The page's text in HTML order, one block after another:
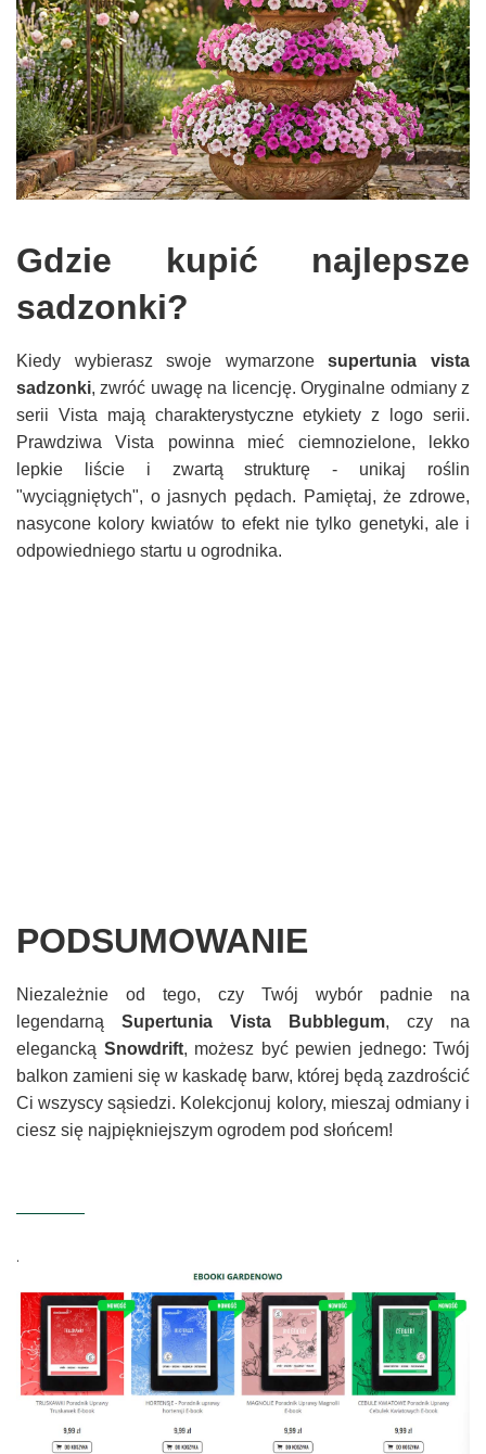
Gdzie kupić najlepsze
sadzonki?
Kiedy wybierasz swoje wymarzonesupertunia vista
sadzonki, zwróć uwagę na licencję. Oryginalne odmiany z
serii Vista mają charakterystyczne etykiety z logo serii.
Prawdziwa Vista powinna mieć ciemnozielone, lekko
lepkie liście i zwartą strukturę - unikaj roślin
"wyciągniętych", o jasnych pędach. Pamiętaj, że zdrowe,
nasycone kolory kwiatów to efekt nie tylko genetyki, ale i
odpowiedniego startu u ogrodnika.
PODSUMOWANIE
Niezależnie od tego, czy Twój wybór padnie na
legendarną Supertunia Vista Bubblegum, czy na
elegancką Snowdrift, możesz być pewien jednego: Twój
balkon zamieni się w kaskadę barw, której będą zazdrościć
Ci wszyscy sąsiedzi. Kolekcjonuj kolory, mieszaj odmiany i
ciesz się najpiękniejszym ogrodem pod słońcem!
.